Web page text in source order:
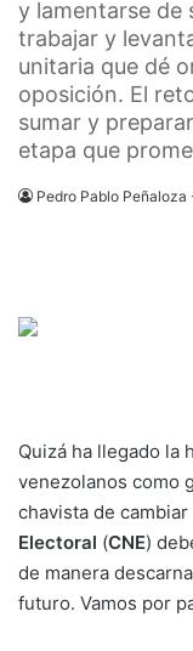
y lamentarse de
trabajar y
unitaria que dé
oposición. El
sumar y
etapa que
Pedro Pablo Peñaloza
Quizá ha llegado la
venezolanos como
chavista de
Electoral (CNE)
de manera
futuro. Vamos por